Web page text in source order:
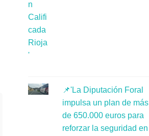
📌'La Diputación Foral
impulsa un plan de más
de 650.000 euros para
reforzar la seguridad en